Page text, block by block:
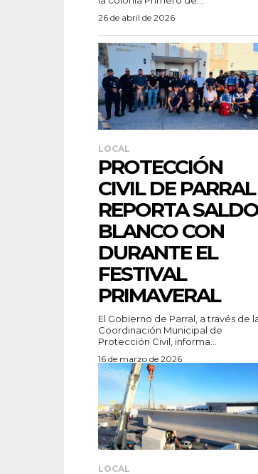
26 de abril de 2026
LOCAL
PROTECCIÓN
CIVIL DE PARRAL
REPORTA SALDO
BLANCO CON
DURANTE EL
FESTIVAL
PRIMAVERAL
El Gobierno de Parral, a través de
Coordinación Municipal de
Protección Civil, informa...
16 de marzo de 2026
LOCAL